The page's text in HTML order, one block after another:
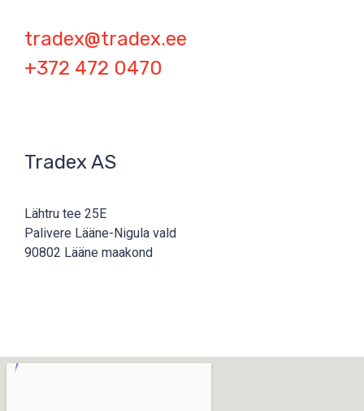
tradex@tradex.ee
+372 472 0470
Tradex AS
Lähtru tee 25E
Palivere Lääne-Nigula vald
90802 Lääne maakond